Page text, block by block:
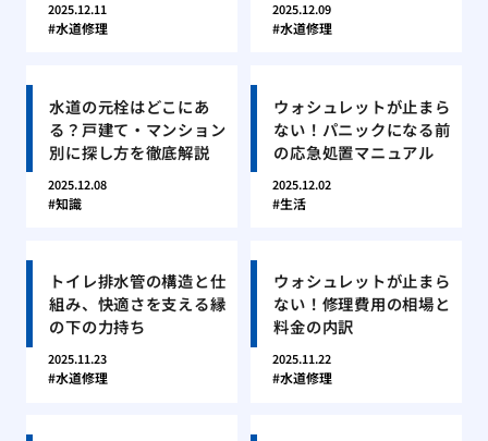
2025.12.11
水道修理
2025.12.09
水道修理
水道の元栓はどこにあ
る？戸建て・マンション
別に探し方を徹底解説
2025.12.08
知識
ウォシュレットが止まら
ない！パニックになる前
の応急処置マニュアル
2025.12.02
生活
トイレ排水管の構造と仕
組み、快適さを支える縁
の下の力持ち
2025.11.23
水道修理
ウォシュレットが止まら
ない！修理費用の相場と
料金の内訳
2025.11.22
水道修理